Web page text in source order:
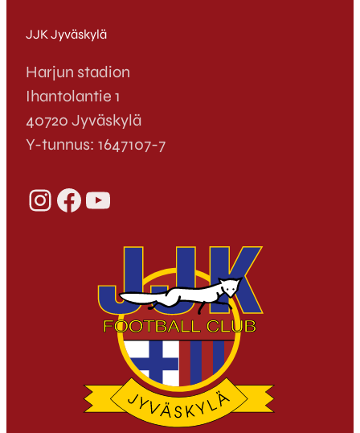
JJK Jyväskylä
Harjun stadion
Ihantolantie 1
40720 Jyväskylä
Y-tunnus: 1647107-7
InstagramFacebook YouTube